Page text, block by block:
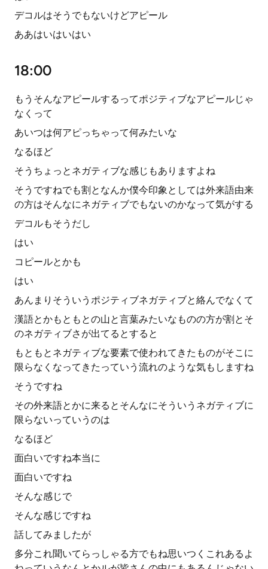
デコルはそうでもないけどアピール
ああはいはいはい
18:00
もうそんなアピールするってポジティブなアピールじゃ
なくって
あいつは何アピっちゃって何みたいな
なるほど
そうちょっとネガティブな感じもありますよね
そうですねでも割となんか僕今印象としては外来語由来
の方はそんなにネガティブでもないのかなって気がする
デコルもそうだし
はい
コピールとかも
はい
あんまりそういうポジティブネガティブと絡んでなくて
漢語とかもともとの山と言葉みたいなものの方が割とそ
のネガティブさが出てるとすると
もともとネガティブな要素で使われてきたものがそこに
限らなくなってきたっていう流れのような気もしますね
そうですね
その外来語とかに来るとそんなにそういうネガティブに
限らないっていうのは
なるほど
面白いですね本当に
面白いですね
そんな感じで
そんな感じですね
話してみましたが
多分これ聞いてらっしゃる方でもね思いつくこれあるよ